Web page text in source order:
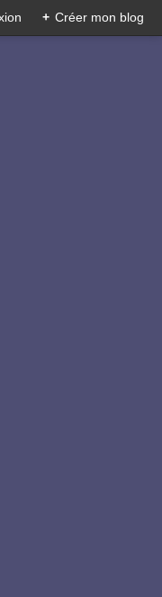
+ Créer mon blog